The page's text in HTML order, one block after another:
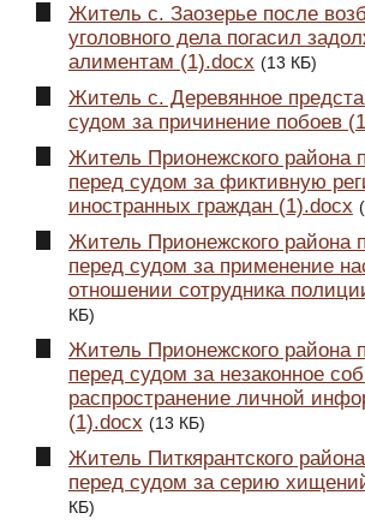
Житель с. Заозерье после
уголовного дела погасил
алиментам (1).docx (13 КБ)
Житель с. Деревянное
судом за причинение побоев
Житель Прионежского района
перед судом за фиктивную
иностранных граждан (1).docx
Житель Прионежского района
перед судом за применение
отношении сотрудника
КБ)
Житель Прионежского района
перед судом за незаконное
распространение личной
(1).docx (13 КБ)
Житель Питкярантского
перед судом за серию
КБ)